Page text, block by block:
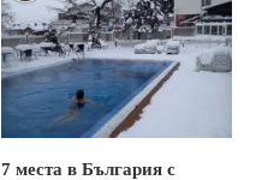
7 места в България с